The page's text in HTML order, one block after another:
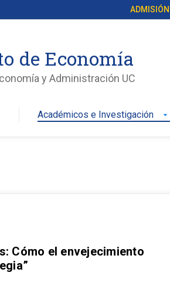
ADMISIÓN
de Economía
y Administración UC
Académicos e Investigación arrow_drop_down
Cómo el envejecimiento